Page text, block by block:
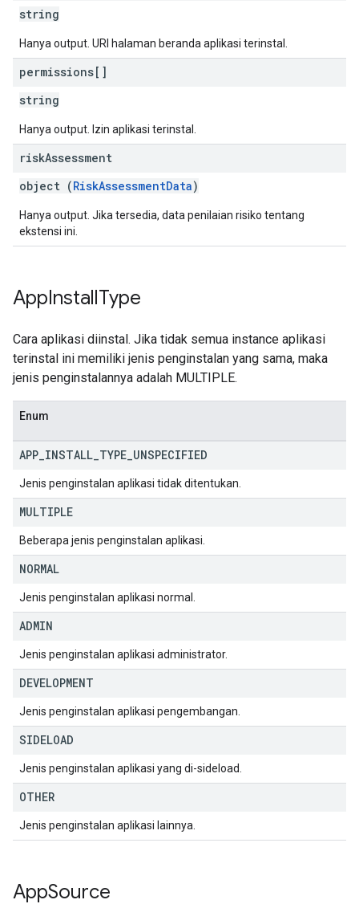
string
Hanya output. URI halaman beranda aplikasi terinstal.
permissions[]
string
Hanya output. Izin aplikasi terinstal.
riskAssessment
object (RiskAssessmentData)
Hanya output. Jika tersedia, data penilaian risiko tentang
ekstensi ini.
AppInstallType
Cara aplikasi diinstal. Jika tidak semua instance aplikasi
terinstal ini memiliki jenis penginstalan yang sama, maka
jenis penginstalannya adalah MULTIPLE.
Enum
APP INSTALL TYPE UNSPECIFIED
Jenis penginstalan aplikasi tidak ditentukan.
MULTIPLE
Beberapa jenis penginstalan aplikasi.
NORMAL
Jenis penginstalan aplikasi normal.
ADMIN
Jenis penginstalan aplikasi administrator.
DEVELOPMENT
Jenis penginstalan aplikasi pengembangan.
SIDELOAD
Jenis penginstalan aplikasi yang di-sideload.
OTHER
Jenis penginstalan aplikasi lainnya.
AppSource